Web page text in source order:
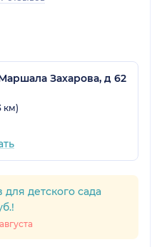
Захарова, д 62
км)
детского сада